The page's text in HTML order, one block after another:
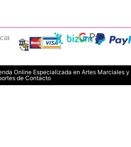
Online Especializada en Artes Marciales y
de Contacto